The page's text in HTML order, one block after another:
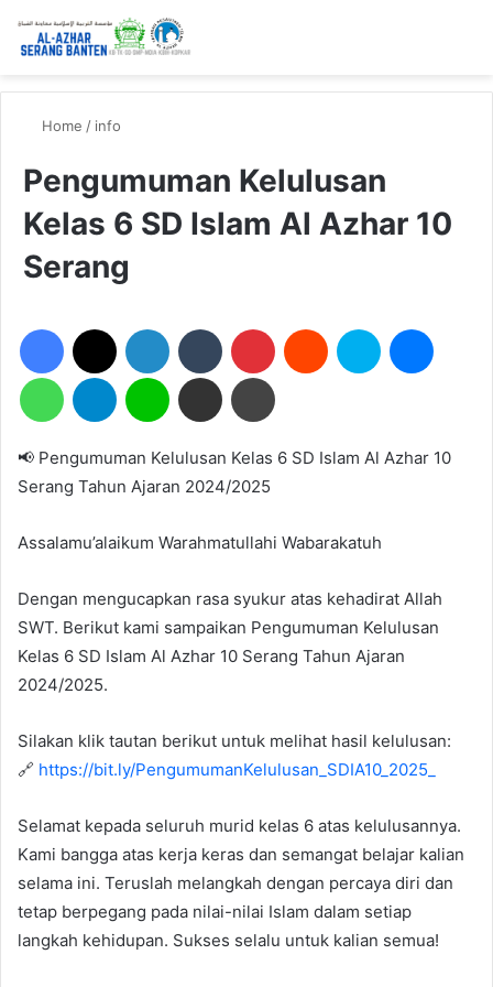
Home / info
Pengumuman Kelulusan
Kelas 6 SD Islam Al Azhar 10
Serang
Facebook LinkedIn Tumblr Pinterest Reddit Skype
WhatsAppTelegram Line Share via Email Print
📢 Pengumuman Kelulusan Kelas 6 SD Islam Al Azhar 10
Serang Tahun Ajaran 2024/2025
Assalamu’alaikum Warahmatullahi Wabarakatuh
Dengan mengucapkan rasa syukur atas kehadirat Allah
SWT. Berikut kami sampaikan Pengumuman Kelulusan
Kelas 6 SD Islam Al Azhar 10 Serang Tahun Ajaran
2024/2025.
Silakan klik tautan berikut untuk melihat hasil kelulusan:
🔗 https://bit.ly/PengumumanKelulusan_SDIA10_2025_
Selamat kepada seluruh murid kelas 6 atas kelulusannya.
Kami bangga atas kerja keras dan semangat belajar kalian
selama ini. Teruslah melangkah dengan percaya diri dan
tetap berpegang pada nilai-nilai Islam dalam setiap
langkah kehidupan. Sukses selalu untuk kalian semua!